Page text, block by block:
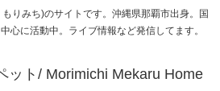
りみち)のサイトです。沖縄県那覇市出身。国
心に活動中。ライブ情報など発信してます。
ット/ Morimichi Mekaru Home